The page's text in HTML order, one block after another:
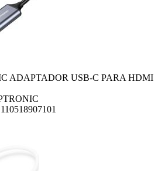
ADAPTADOR USB-C PARA HDMI